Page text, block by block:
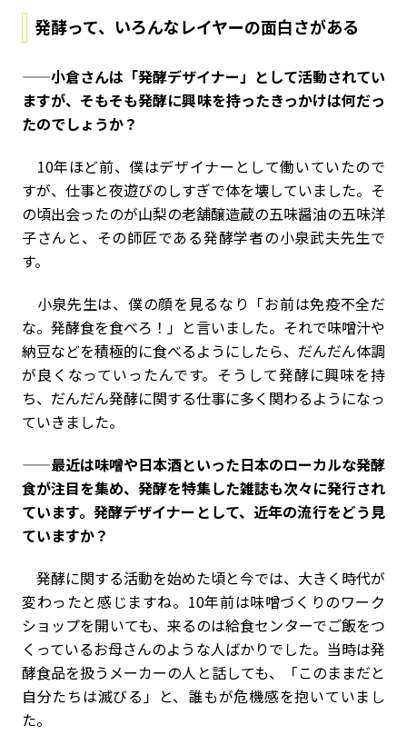
発酵って、いろんなレイヤーの面白さがある
——小倉さんは「発酵デザイナー」として活動されてい
ますが、そもそも発酵に興味を持ったきっかけは何だっ
たのでしょうか？
10年ほど前、僕はデザイナーとして働いていたので
すが、仕事と夜遊びのしすぎで体を壊していました。そ
の頃出会ったのが山梨の老舗醸造蔵の五味醤油の五味洋
子さんと、その師匠である発酵学者の小泉武夫先生で
す。
小泉先生は、僕の顔を見るなり「お前は免疫不全だ
な。発酵食を食べろ！」と言いました。それで味噌汁や
納豆などを積極的に食べるようにしたら、だんだん体調
が良くなっていったんです。そうして発酵に興味を持
ち、だんだん発酵に関する仕事に多く関わるようになっ
ていきました。
——最近は味噌や日本酒といった日本のローカルな発酵
食が注目を集め、発酵を特集した雑誌も次々に発行され
ています。発酵デザイナーとして、近年の流行をどう見
ていますか？
発酵に関する活動を始めた頃と今では、大きく時代が
変わったと感じますね。10年前は味噌づくりのワーク
ショップを開いても、来るのは給食センターでご飯をつ
くっているお母さんのような人ばかりでした。当時は発
酵食品を扱うメーカーの人と話しても、「このままだと
自分たちは滅びる」と、誰もが危機感を抱いていまし
た。